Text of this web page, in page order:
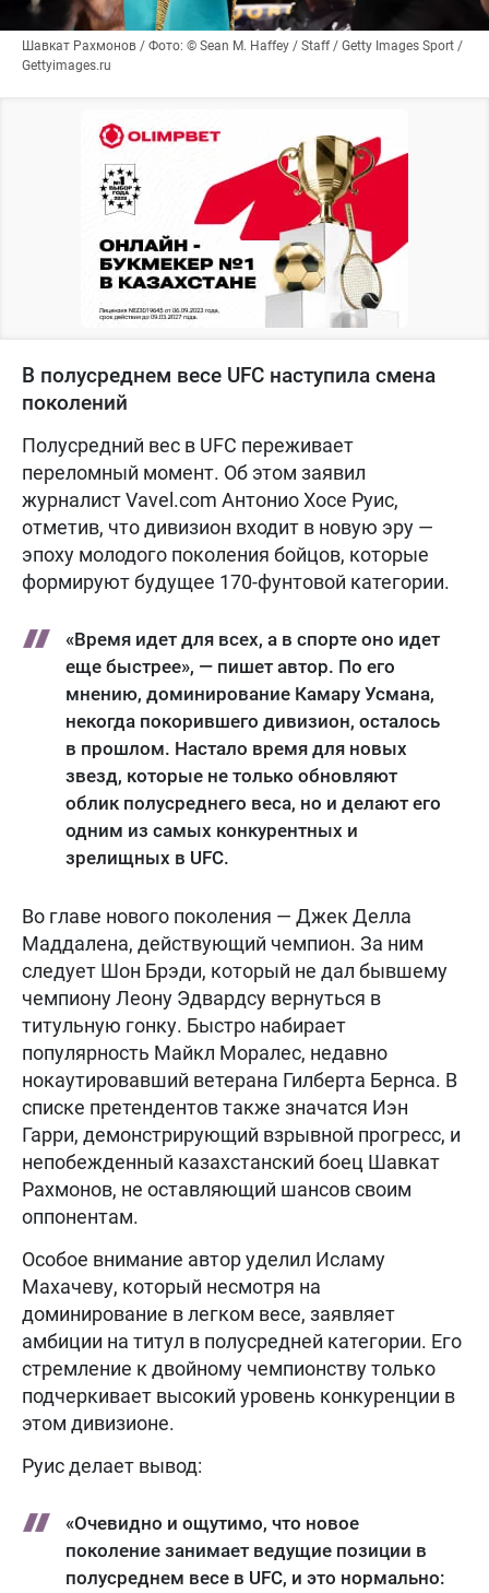
Шавкат Рахмонов / Фото: © Sean M. Haffey / Staff / Getty Images Sport /
Gettyimages.ru
В полусреднем весе UFC наступила смена
поколений
Полусредний вес в UFC переживает
переломный момент. Об этом заявил
журналист Vavel.com Антонио Хосе Руис,
отметив, что дивизион входит в новую эру —
эпоху молодого поколения бойцов, которые
формируют будущее 170-фунтовой категории.
«Время идет для всех, а в спорте оно идет
еще быстрее», — пишет автор. По его
мнению, доминирование Камару Усмана,
некогда покорившего дивизион, осталось
в прошлом. Настало время для новых
звезд, которые не только обновляют
облик полусреднего веса, но и делают его
одним из самых конкурентных и
зрелищных в UFC.
Во главе нового поколения — Джек Делла
Маддалена, действующий чемпион. За ним
следует Шон Брэди, который не дал бывшему
чемпиону Леону Эдвардсу вернуться в
титульную гонку. Быстро набирает
популярность Майкл Моралес, недавно
нокаутировавший ветерана Гилберта Бернса. В
списке претендентов также значатся Иэн
Гарри, демонстрирующий взрывной прогресс, и
непобежденный казахстанский боец Шавкат
Рахмонов, не оставляющий шансов своим
оппонентам.
Особое внимание автор уделил Исламу
Махачеву, который несмотря на
доминирование в легком весе, заявляет
амбиции на титул в полусредней категории. Его
стремление к двойному чемпионству только
подчеркивает высокий уровень конкуренции в
этом дивизионе.
Руис делает вывод:
«Очевидно и ощутимо, что новое
поколение занимает ведущие позиции в
полусреднем весе в UFC, и это нормально: